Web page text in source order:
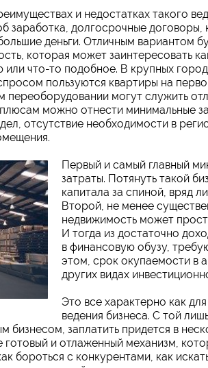
и недостатках такого
заработка, долгосрочные
деньги. Отличным вариантом
которая может заинтересовать
что-то подобное. В крупных
пользуются квартиры на
переоборудовании могут служить
можно отнести минимальные
отсутствие необходимости в
Первый и самый главный
затраты. Потянуть такой
капитала за спиной, вряд
Второй, не менее
недвижимость может
И тогда из достаточно
в финансовую обузу,
этом, срок окупаемости в
других видах
Это все характерно как
ведения бизнеса. С той
бизнесом, заплатить придется в
готовый и отлаженный механизм,
бороться с конкурентами, как